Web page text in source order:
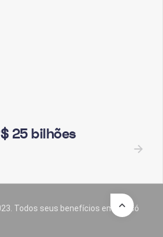
25 bilhões
Todos seus benefícios em um só